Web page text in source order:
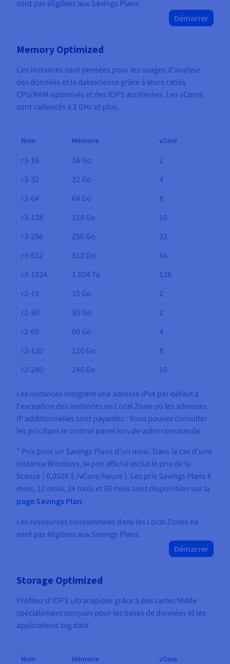
sont pas éligibles aux Savings Plans.
Démarrer
Memory Optimized
Ces instances sont pensées pour les usages d'analyse
des données et la datascience grâce à leurs ratios
CPU/RAM optimisés et des IOPS accélérées. Les vCores
sont cadencés à 2 GHz et plus.
Nom Mémoire vCore
r3-16 16 Go
2
r3-32
32 Go
4
r3-64
64 Go
8
r3-128
128 Go
16
r3-256
256 Go
32
r3-512
512 Go
64
r3-1024
1.024 To
128
r2-15
15 Go
2
r2-30
30 Go
2
r2-60
60 Go
4
r2-120
120 Go
8
r2-240
240 Go 16
Les instances intègrent une adresse IPv4 par défaut à
l'exception des instances en Local Zone où les adresses
IP additionnelles sont payantes : Vous pouvez consulter
les prix dans le control panel lors de votre commande.
* Prix pour un Savings Plans d’un mois. Dans le cas d’une
instance Windows, le prix affiché inclut le prix de la
licence ( 0,0528 $ /vCore/heure ). Les prix Savings Plans 6
mois, 12 mois, 24 mois et 36 mois sont disponibles sur la
page Savings Plan.
Les ressources consommées dans les Local Zones ne
sont pas éligibles aux Savings Plans.
Démarrer
Storage Optimized
Profitez d'IOPS ultrarapides grâce à des cartes NVMe
spécialement conçues pour les bases de données et les
applications big data
Nom Mémoire vCore